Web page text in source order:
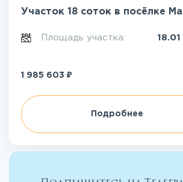
Участок 18 соток в посёлке
Площадь участка:
1 985 603 ₽
Подробнее